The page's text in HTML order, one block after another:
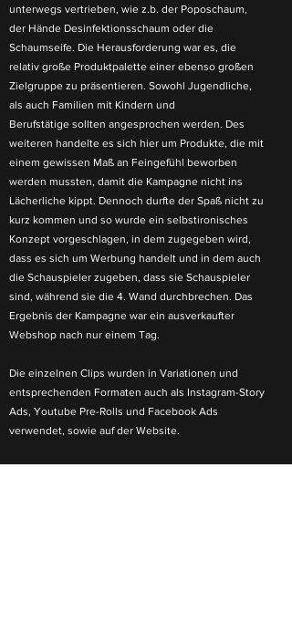
unterwegs vertrieben, wie z.b. der Poposchaum,
der Hände Desinfektionsschaum oder die
Schaumseife. Die Herausforderung war es, die
relativ große Produktpalette einer ebenso großen
Zielgruppe zu präsentieren. Sowohl Jugendliche,
als auch Familien mit Kindern und
Berufstätige sollten angesprochen werden. Des
weiteren handelte es sich hier um Produkte, die mit
einem gewissen Maß an Feingefühl beworben
werden mussten, damit die Kampagne nicht ins
Lächerliche kippt. Dennoch durfte der Spaß nicht zu
kurz kommen und so wurde ein selbstironisches
Konzept vorgeschlagen, in dem zugegeben wird,
dass es sich um Werbung handelt und in dem auch
die Schauspieler zugeben, dass sie Schauspieler
sind, während sie die 4. Wand durchbrechen. Das
Ergebnis der Kampagne war ein ausverkaufter
Webshop nach nur einem Tag.
Die einzelnen Clips wurden in Variationen und
entsprechenden Formaten auch als Instagram-Story
Ads, Youtube Pre-Rolls und Facebook Ads
verwendet, sowie auf der Website.